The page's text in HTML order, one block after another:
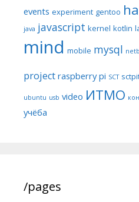
events experiment gentoo
java javascript kernel kotlin
mind mobile mysql
project raspberry pi SCT
ubuntu usb video ИТМО
учёба
/pages